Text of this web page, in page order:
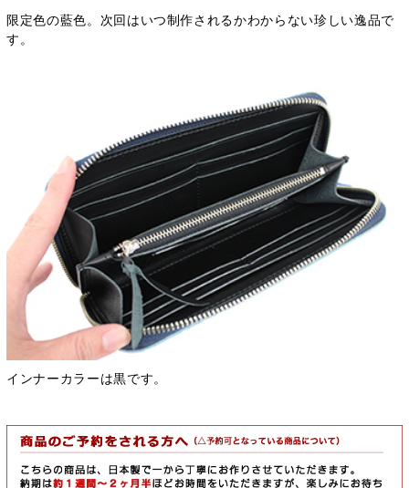
限定色の藍色。次回はいつ制作されるかわからない珍しい逸品で
す。
インナーカラーは黒です。